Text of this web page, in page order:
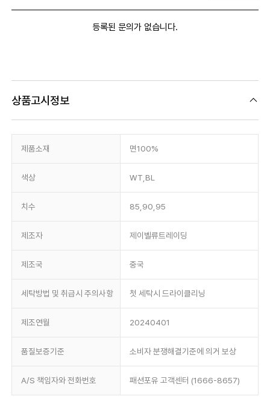
등록된 문의가 없습니다.
상품고시정보
제품소재 면100%
색상 WT,BL
치수 85,90,95
제조자 제이벨류트레이딩
제조국 중국
세탁방법 및 취급시 주의사항 첫 세탁시 드라이클리닝
제조연월 20240401
품질보증기준 소비자 분쟁해결기준에 의거 보상
A/S 책임자와 전화번호 패션포유 고객센터 (1666-8657)